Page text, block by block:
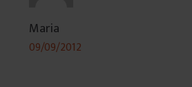
Maria
09/09/2012